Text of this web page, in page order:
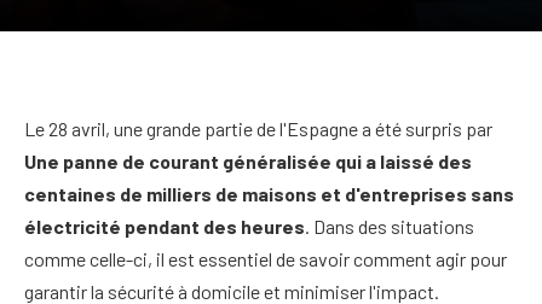
Le 28 avril, une grande partie de l'Espagne a été surpris par
Une panne de courant généralisée qui a laissé des
centaines de milliers de maisons et d'entreprises sans
électricité pendant des heures . Dans des situations
comme celle-ci, il est essentiel de savoir comment agir pour
garantir la sécurité à domicile et minimiser l'impact.